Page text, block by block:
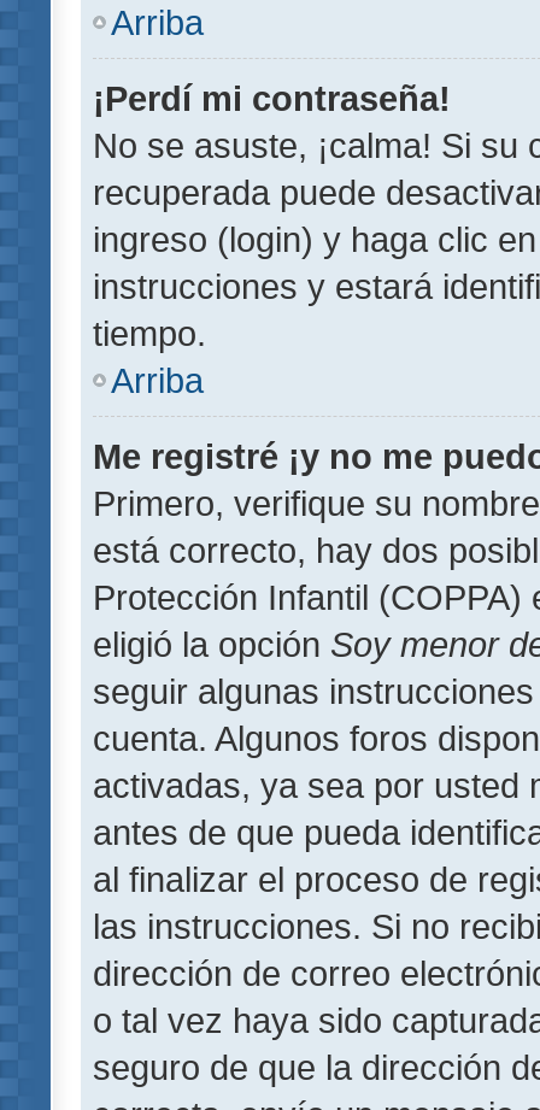
Arriba
¡Perdí mi contraseña!
No se asuste, ¡calma! Si su
recuperada puede
ingreso (login) y haga clic
instrucciones y estará
tiempo.
Arriba
Me registré ¡y no me
Primero, verifique su
está correcto, hay dos
Protección Infantil
eligió la opción Soy menor
seguir algunas
cuenta. Algunos foros
activadas, ya sea por usted
antes de que pueda
al finalizar el proceso de
las instrucciones. Si no
dirección de correo
o tal vez haya sido
seguro de que la dirección